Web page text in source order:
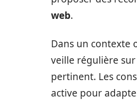
web.
Dans un contexte
veille régulière
pertinent. Les
active pour